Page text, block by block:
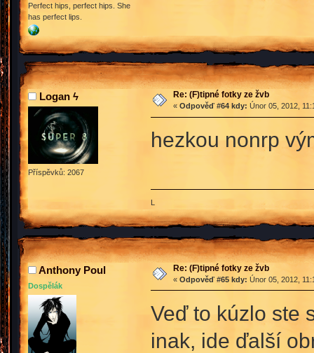
Perfect hips, perfect hips. She
has perfect lips.
Logan ϟ
Příspěvků: 2067
Re: (F)tipné fotky ze žvb
« Odpověď #64 kdy: Únor 05, 2012,
hezkou nonrp
L
Anthony Poul
Dospělák
Re: (F)tipné fotky ze žvb
« Odpověď #65 kdy: Únor 05, 2012,
Veď to kúzlo ste
inak, ide ďalší